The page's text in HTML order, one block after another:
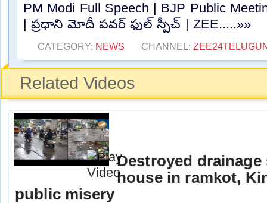
PM Modi Full Speech | BJP Public
| ప్రధాని మోదీ పవర్ ఫుల్ స్పీచ్ | ZEE.....»»
CATEGORY: NEWS CHANNEL:
Related Videos
Destroyed
house in ramkot,
public misery